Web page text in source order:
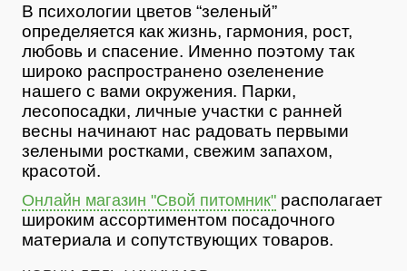
В психологии цветов “зеленый”
определяется как жизнь, гармония, рост,
любовь и спасение. Именно поэтому так
широко распространено озеленение
нашего с вами окружения. Парки,
лесопосадки, личные участки с ранней
весны начинают нас радовать первыми
зелеными ростками, свежим запахом,
красотой.
Онлайн магазин "Свой питомник" располагает
широким ассортиментом посадочного
материала и сопутствующих товаров.